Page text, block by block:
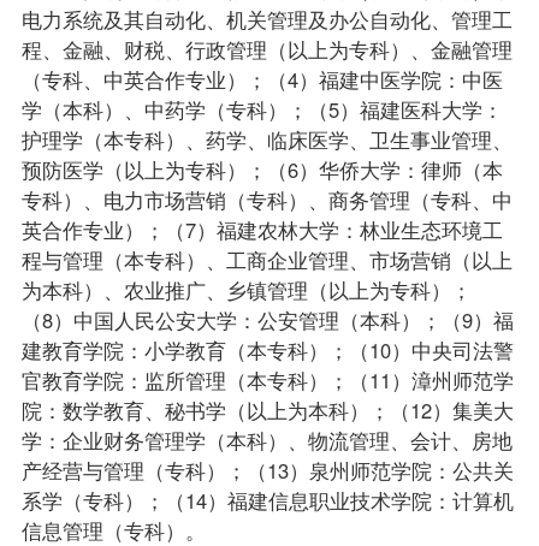
电力系统及其自动化、机关管理及办公自动化、管理工
程、金融、财税、行政管理（以上为专科）、金融管理
（专科、中英合作专业）；（4）福建中医学院：中医
学（本科）、中药学（专科）；（5）福建医科大学：
护理学（本专科）、药学、临床医学、卫生事业管理、
预防医学（以上为专科）；（6）华侨大学：律师（本
专科）、电力市场营销（专科） 、商务管理（专科、中
英合作专业）；（7）福建农林大学：林业生态环境工
程与管理（本专科）、工商企业管理、市场营销（以上
为本科）、农业推广、乡镇管理（以上为专科）；
（8）中国人民公安大学：公安管理（本科）；（9）福
建教育学院：小学教育（本专科）；（10）中央司法警
官教育学院：监所管理（本专科）；（11）漳州师范学
院：数学教育、秘书学（以上为本科）；（12）集美大
学：企业财务管理学 （本科）、物流管理、会计、房地
产经营与管理（专科）；（13）泉州师范学院： 公共关
系学 （专科）；（14）福建信息职业技术学院： 计算机
信息管理（专科） 。